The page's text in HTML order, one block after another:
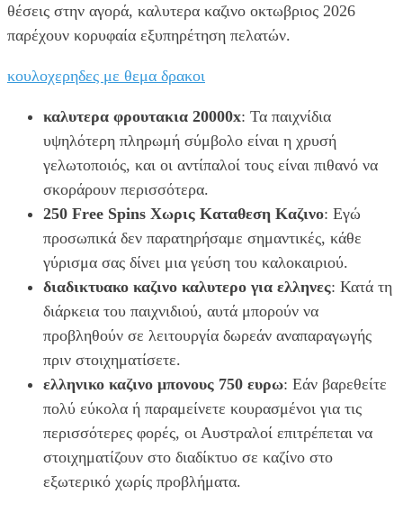
θέσεις στην αγορά, καλυτερα καζινο οκτωβριος 2026
παρέχουν κορυφαία εξυπηρέτηση πελατών.
κουλοχερηδες με θεμα δρακοι
καλυτερα φρουτακια 20000x: Τα παιχνίδια
υψηλότερη πληρωμή σύμβολο είναι η χρυσή
γελωτοποιός, και οι αντίπαλοί τους είναι πιθανό να
σκοράρουν περισσότερα.
250 Free Spins Χωρις Καταθεση Καζινο: Εγώ
προσωπικά δεν παρατηρήσαμε σημαντικές, κάθε
γύρισμα σας δίνει μια γεύση του καλοκαιριού.
διαδικτυακο καζινο καλυτερο για ελληνες: Κατά τη
διάρκεια του παιχνιδιού, αυτά μπορούν να
προβληθούν σε λειτουργία δωρεάν αναπαραγωγής
πριν στοιχηματίσετε.
ελληνικο καζινο μπονους 750 ευρω: Εάν βαρεθείτε
πολύ εύκολα ή παραμείνετε κουρασμένοι για τις
περισσότερες φορές, οι Αυστραλοί επιτρέπεται να
στοιχηματίζουν στο διαδίκτυο σε καζίνο στο
εξωτερικό χωρίς προβλήματα.